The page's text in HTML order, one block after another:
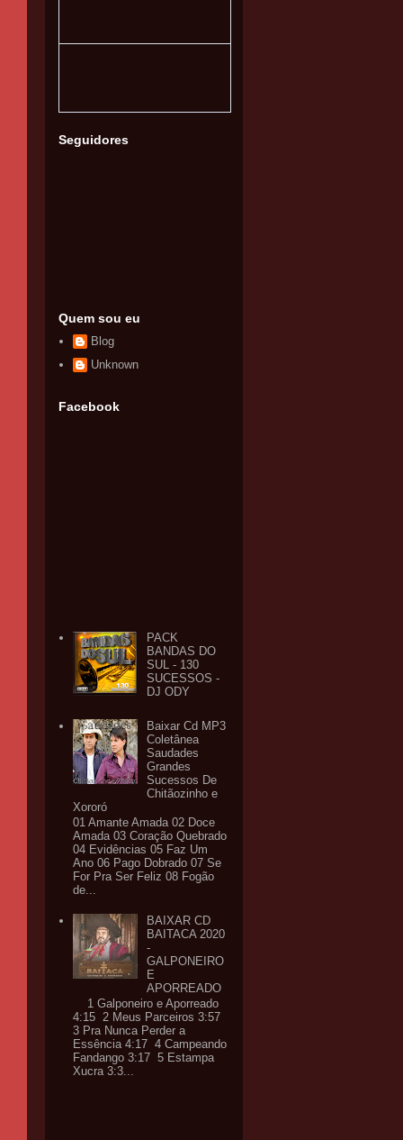
Seguidores
Quem sou eu
Blog
Unknown
Facebook
PACK
BANDAS DO
SUL - 130
SUCESSOS -
DJ ODY
Baixar Cd MP3
Coletânea
Saudades
Grandes
Sucessos De
Chitãozinho e
Xororó
01 Amante Amada 02 Doce
Amada 03 Coração Quebrado
04 Evidências 05 Faz Um
Ano 06 Pago Dobrado 07 Se
For Pra Ser Feliz 08 Fogão
de...
BAIXAR CD
BAITACA 2020
-
GALPONEIRO
E
APORREADO
1 Galponeiro e Aporreado
4:15 2 Meus Parceiros 3:57
3 Pra Nunca Perder a
Essência 4:17 4 Campeando
Fandango 3:17 5 Estampa
Xucra 3:3...